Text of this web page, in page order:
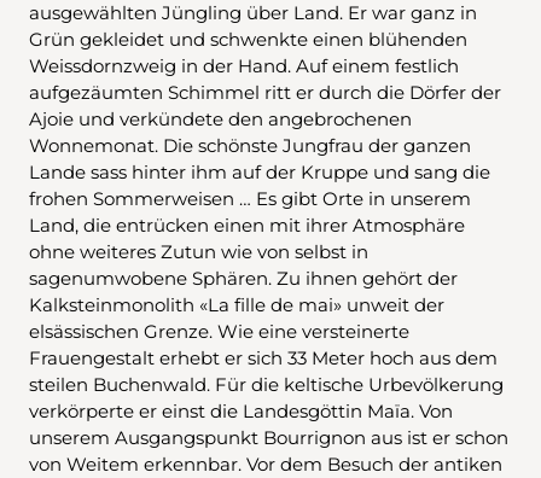
ausgewählten Jüngling über Land. Er war ganz in
Grün gekleidet und schwenkte einen blühenden
Weissdornzweig in der Hand. Auf einem festlich
aufgezäumten Schimmel ritt er durch die Dörfer der
Ajoie und verkündete den angebrochenen
Wonnemonat. Die schönste Jungfrau der ganzen
Lande sass hinter ihm auf der Kruppe und sang die
frohen Sommerweisen … Es gibt Orte in unserem
Land, die entrücken einen mit ihrer Atmosphäre
ohne weiteres Zutun wie von selbst in
sagenumwobene Sphären. Zu ihnen gehört der
Kalksteinmonolith «La fille de mai» unweit der
elsässischen Grenze. Wie eine versteinerte
Frauengestalt erhebt er sich 33 Meter hoch aus dem
steilen Buchenwald. Für die keltische Urbevölkerung
verkörperte er einst die Landesgöttin Maïa. Von
unserem Ausgangspunkt Bourrignon aus ist er schon
von Weitem erkennbar. Vor dem Besuch der antiken